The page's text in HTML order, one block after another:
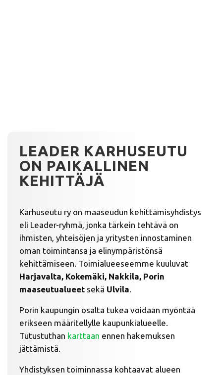
LEADER KARHUSEUTU
ON PAIKALLINEN
KEHITTÄJÄ
Karhuseutu ry on maaseudun kehittämisyhdistys
eli Leader-ryhmä, jonka tärkein tehtävä on
ihmisten, yhteisöjen ja yritysten innostaminen
oman toimintansa ja elinympäristönsä
kehittämiseen. Toimialueeseemme kuuluvat
Harjavalta, Kokemäki, Nakkila, Porin
maaseutualueet sekä Ulvila.
Porin kaupungin osalta tukea voidaan myöntää
erikseen määritellylle kaupunkialueelle.
Tutustuthan karttaan ennen hakemuksen
jättämistä.
Yhdistyksen toiminnassa kohtaavat alueen